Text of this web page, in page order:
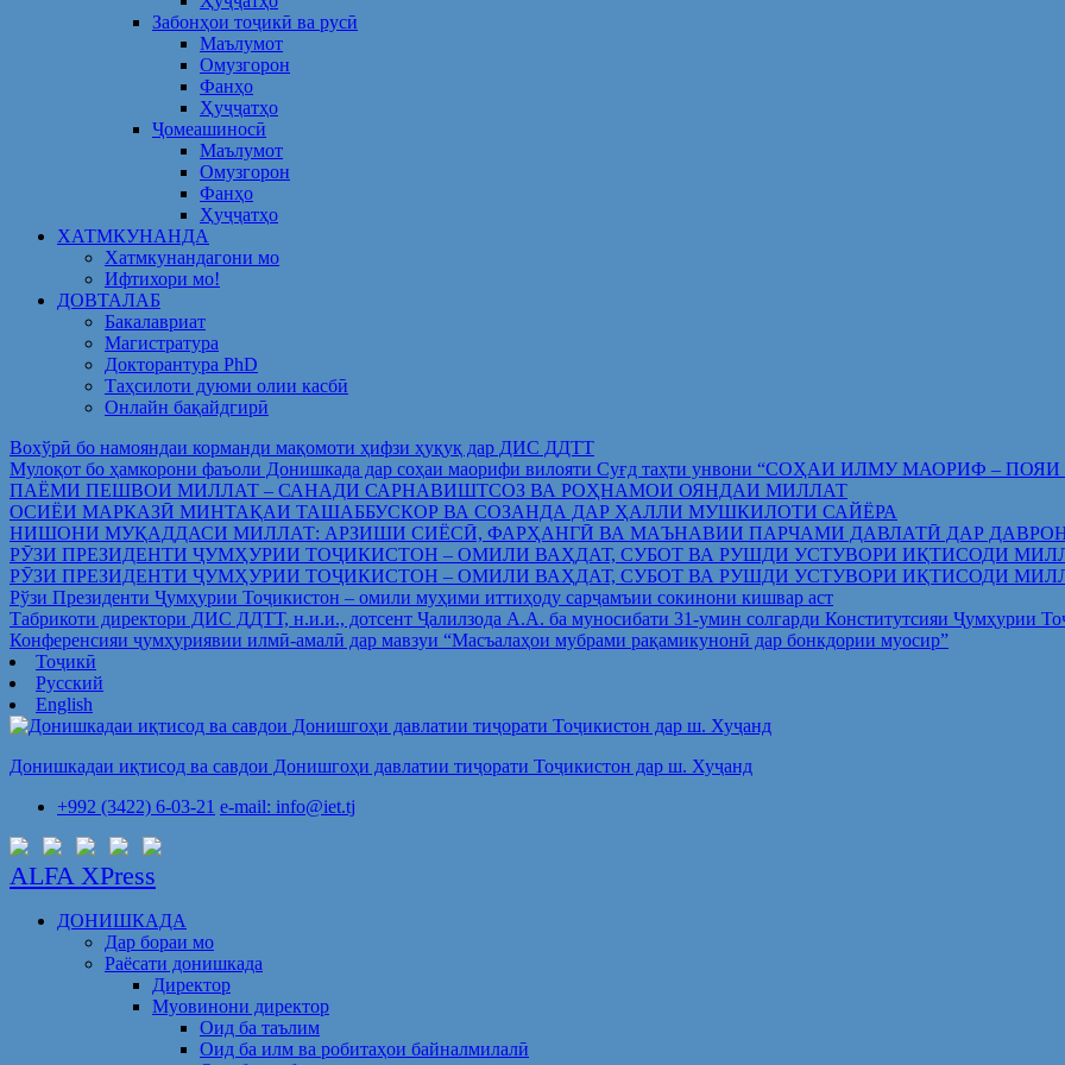
Забонҳои тоҷикӣ ва русӣ
Маълумот
Омузгорон
Фанҳо
Ҳуҷҷатҳо
Ҷомеашиносӣ
Маълумот
Омузгорон
Фанҳо
Ҳуҷҷатҳо
ХАТМКУНАНДА
Хатмкунандагони мо
Ифтихори мо!
ДОВТАЛАБ
Бакалавриат
Магистратура
Докторантура PhD
Таҳсилоти дуюми олии касбӣ
Онлайн бақайдгирӣ
Вохўрӣ бо намояндаи корманди мақомоти ҳифзи ҳуқуқ дар ДИС ДДТТ
Мулоқот бо ҳамкорони фаъоли Донишкада дар соҳаи маорифи вилояти Суғд таҳти унвони “СОҲАИ ИЛМУ МАОРИФ
ПАЁМИ ПЕШВОИ МИЛЛАТ – САНАДИ САРНАВИШТСОЗ ВА РОҲНАМОИ ОЯНДАИ МИЛЛАТ
ОСИЁИ МАРКАЗӢ МИНТАҚАИ ТАШАББУСКОР ВА СОЗАНДА ДАР ҲАЛЛИ МУШКИЛОТИ САЙЁРА
НИШОНИ МУҚАДДАСИ МИЛЛАТ: АРЗИШИ СИЁСӢ, ФАРҲАНГӢ ВА МАЪНАВИИ ПАРЧАМИ ДАВЛАТӢ ДАР
РӮЗИ ПРЕЗИДЕНТИ ҶУМҲУРИИ ТОҶИКИСТОН – ОМИЛИ ВАҲДАТ, СУБОТ ВА РУШДИ УСТУВОРИ ИҚТИСОДИ
РӮЗИ ПРЕЗИДЕНТИ ҶУМҲУРИИ ТОҶИКИСТОН – ОМИЛИ ВАҲДАТ, СУБОТ ВА РУШДИ УСТУВОРИ ИҚТИСОДИ
Рўзи Президенти Ҷумҳурии Тоҷикистон – омили муҳими иттиҳоду сарҷамъии сокинони кишвар аст
Табрикоти директори ДИС ДДТТ, н.и.и., дотсент Ҷалилзода А.А. ба муносибати 31-умин солгарди Конститутсияи Ҷумҳурии
Конференсияи ҷумҳуриявии илмӣ-амалӣ дар мавзуи “Масъалаҳои мубрами рақамикунонӣ дар бонкдории муосир”
Тоҷикӣ
Русский
English
Донишкадаи иқтисод ва савдои Донишгоҳи давлатии тиҷорати Тоҷикистон дар ш. Хуҷанд
+992 (3422) 6-03-21 e-mail: info@iet.tj
ALFA XPress
ДОНИШКАДА
Дар бораи мо
Раёсати донишкада
Директор
Муовинони директор
Оид ба таълим
Оид ба илм ва робитаҳои байналмилалӣ